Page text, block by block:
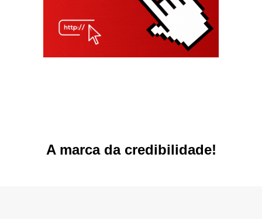
A marca da credibilidade!